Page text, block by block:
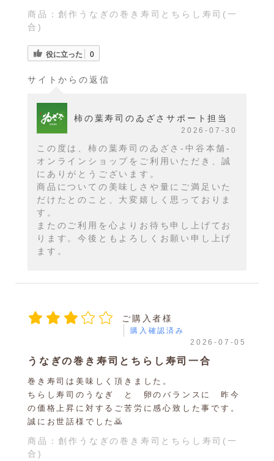
商品：創作うなぎの巻き寿司とちらし寿司(一
合)
役に立った 0
サイトからの返信
柿の葉寿司のゐざさサポート担当
2026-07-30
この度は、柿の葉寿司のゐざさ-中谷本舗-
オンラインショップをご利用いただき、誠
にありがとうございます。
商品についての美味しさや量にご満足いた
だけたとのこと、大変嬉しく思っておりま
す。
またのご利用を心よりお待ち申し上げてお
ります。今後ともよろしくお願い申し上げ
ます。
ご購入者様
購入確認済み
2026-07-05
うなぎの巻き寿司とちらし寿司一合
巻き寿司は美味しく頂きました。
ちらし寿司のうなぎ と 卵のバランスに 昨今
の価格上昇に対するご苦労に感心致した事です。
誠にお世話様でした🙇
商品：創作うなぎの巻き寿司とちらし寿司(一
合)